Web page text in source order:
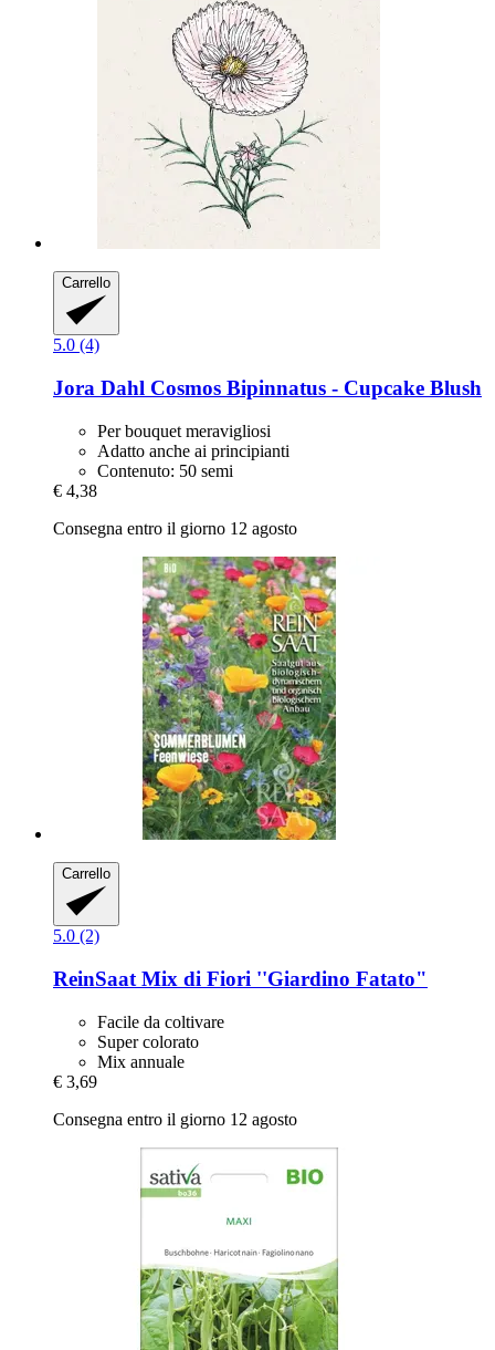
Carrello
5.0 (4)
Jora Dahl Cosmos Bipinnatus -​ Cupcake Blush
Per bouquet meravigliosi
Adatto anche ai principianti
Contenuto: 50 semi
€ 4,38
Consegna entro il giorno 12 agosto
Carrello
5.0 (2)
ReinSaat Mix di Fiori ''Giardino Fatato"
Facile da coltivare
Super colorato
Mix annuale
€ 3,69
Consegna entro il giorno 12 agosto